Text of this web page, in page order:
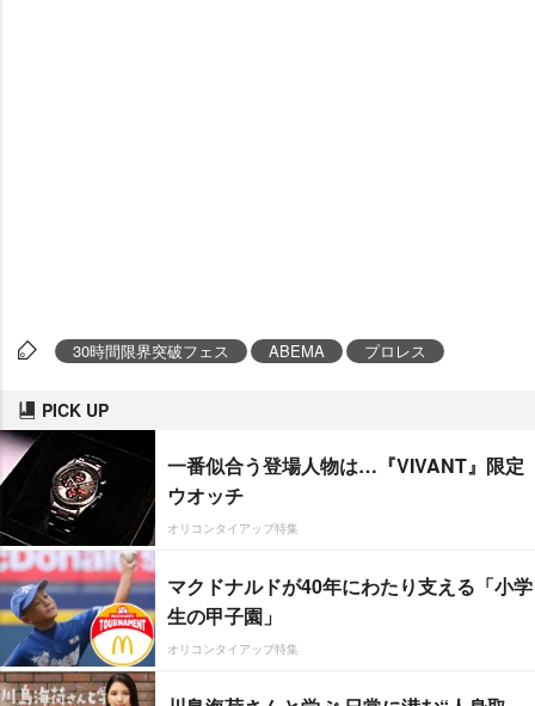
30時間限界突破フェス ABEMA プロレス
PICK UP
一番似合う登場人物は…『VIVANT』限定
ウオッチ
オリコンタイアップ特集
マクドナルドが40年にわたり支える「小学
生の甲子園」
オリコンタイアップ特集